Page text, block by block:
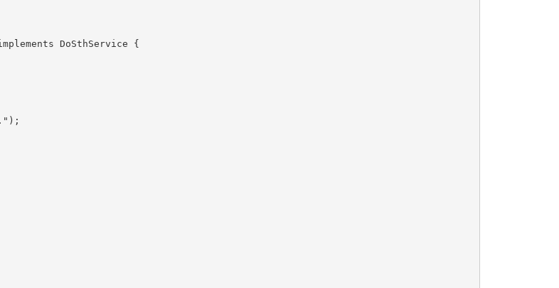
DoSthService {